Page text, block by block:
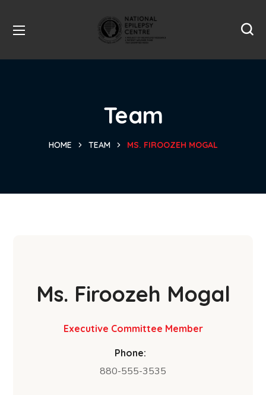
Team
HOME TEAM MS. FIROOZEH MOGAL
Ms. Firoozeh Mogal
Executive Committee Member
Phone:
880-555-3535